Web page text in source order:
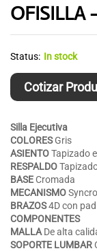
OFISILLA
Status: In stock
Cotizar
Silla Ejecutiva
COLORESGris
ASIENTOTapizado
RESPALDO
BASECromada
MECANISMOSyncro
BRAZOS4D con
COMPONENTES
MALLA De alta
SOPORTE LUMBAR